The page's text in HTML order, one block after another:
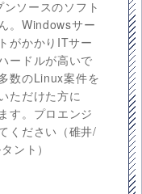
ソースのソフト
。Windowsサー
がかかりITサー
ードルが高いで
数のLinux案件を
ただけた方に
す。プロエンジ
ください（碓井/
ント）